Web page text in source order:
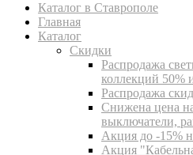
Каталог в Ставрополе
Главная
Каталог
Скидки
Распродажа
коллекций 50%
Распродажа
Cнижена цена
выключатели,
Акция до -15%
Акция